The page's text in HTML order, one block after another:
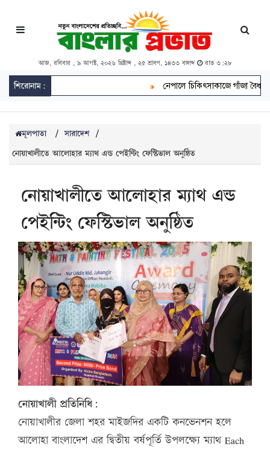
আজ, রবিবার , ৯ আগস্ট, ২০২৬ খ্রিষ্টাব্দ , ২৫ শ্রাবণ, ১৪৩৩ বঙ্গাব্দ রাত ৩:২৮
শিরোনাম: নেপালে চিকিৎসাকাজে গাঁজা বৈধ, চাষ
মূলপাতা / সারাদেশ /
নোয়াখালীতে আলোহার ম্যাথ এন্ড পেইন্টিং ফেস্টিভাল অনুষ্ঠিত
নোয়াখালীতে আলোহার ম্যাথ এন্ড
পেইন্টিং ফেস্টিভাল অনুষ্ঠিত
নোয়াখালী প্রতিনিধি:
নোয়াখালীর জেলা শহর মাইজদির একটি কনভেনশন হলে
আলোহা বাংলাদেশ এর দ্বিতীয় বর্ষপূর্তি উপলক্ষ্যে ম্যাথ Each